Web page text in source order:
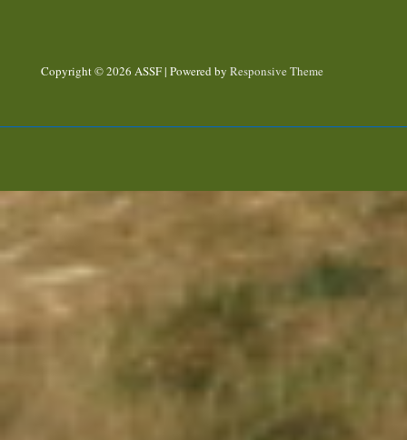
Copyright © 2026 ASSF| Powered by Responsive Theme